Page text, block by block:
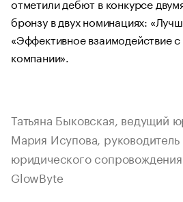
бронзу в двух номинациях:
«Эффективное взаимодействие
компании».
Татьяна Быковская, ведущий
Мария Исупова, руководитель
юридического
GlowByte